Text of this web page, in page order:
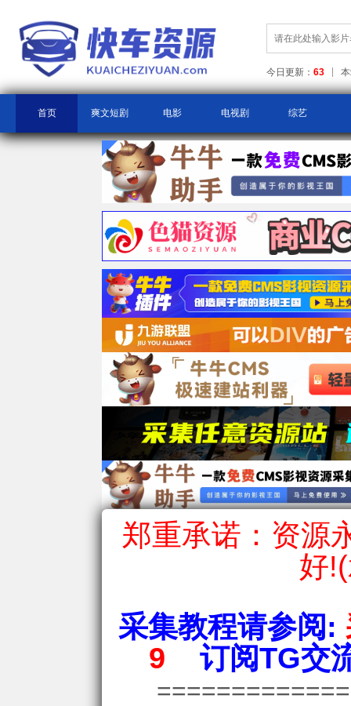
今日更新： 63
首页 爽文短剧 电影 电视剧 综艺
郑重承诺：资源
好
采集教程请参阅:
9
订阅TG交